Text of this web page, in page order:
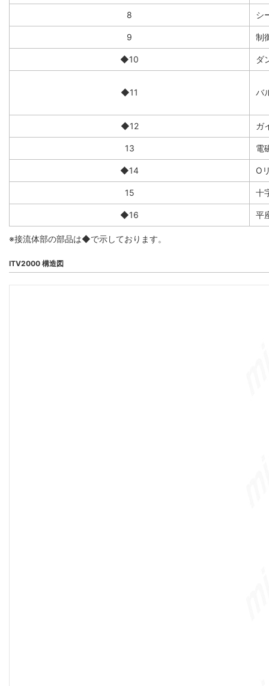
8 シ
9 制
◆10 ダ
◆11 バ
◆12 ガ
13 電
◆14 O
15 十
◆16 平
※接流体部の部品は◆で示しております。
ITV2000 構造図